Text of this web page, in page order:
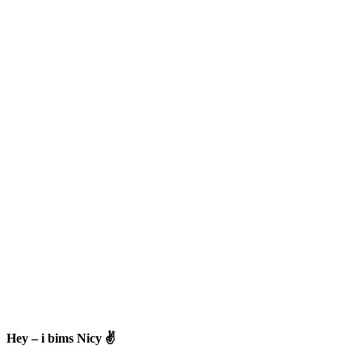
Hey – i bims Nicy ✌